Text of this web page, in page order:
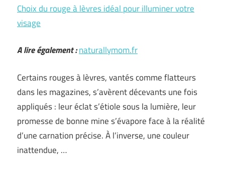
Choix du rouge à lèvres idéal pour illuminer votre
visage
A lire également :naturallymom.fr
Certains rouges à lèvres, vantés comme flatteurs
dans les magazines, s’avèrent décevants une fois
appliqués : leur éclat s’étiole sous la lumière, leur
promesse de bonne mine s’évapore face à la réalité
d’une carnation précise. À l’inverse, une couleur
inattendue, …